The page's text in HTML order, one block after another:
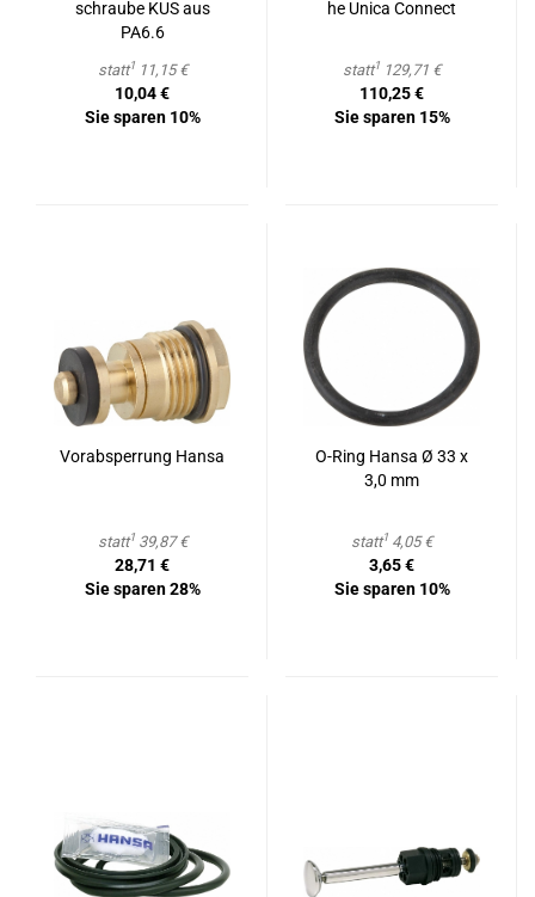
schrau­be KUS aus
PA6.6
statt111,15 €
10,04 €
Sie sparen 10%
he Unica Con­nect
statt1 129,71 €
110,25 €
Sie sparen 15%
Vor­ab­sper­rung Hansa
statt139,87 €
28,71 €
Sie sparen 28%
O-​Ring Hansa Ø 33 x
3,0 mm
statt1 4,05 €
3,65 €
Sie sparen 10%